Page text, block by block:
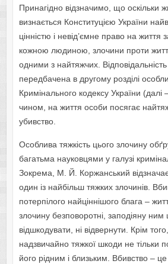
Принагідно відзначимо, що оскільки
визнається Конституцією України
цінністю і невід’ємне право на життя
кожною людиною, злочини проти
одними з найтяжчих. Відповідальність
передбачена в другому розділі
Кримінального кодексу України (далі
чином, на життя особи посягає
убивство.
Особлива тяжкість цього злочину
багатьма науковцями у галузі
Зокрема, М. Й. Коржанський
один із найбільш тяжких злочинів.
потерпілого найціннішого блага –
злочину безповоротні, заподіяну
відшкодувати, ні відвернути. Крім
надзвичайно тяжкої шкоди не тільки
його рідним і близьким. Вбивство – це